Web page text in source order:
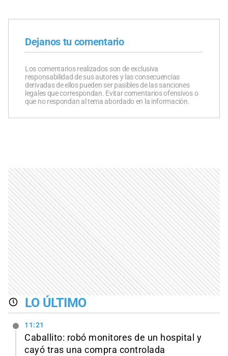
Dejanos tu comentario
Los comentarios realizados son de exclusiva
responsabilidad de sus autores y las consecuencias
derivadas de ellos pueden ser pasibles de las sanciones
legales que correspondan. Evitar comentarios ofensivos o
que no respondan al tema abordado en la información.
LO ÚLTIMO
11:21
Caballito: robó monitores de un hospital y
cayó tras una compra controlada